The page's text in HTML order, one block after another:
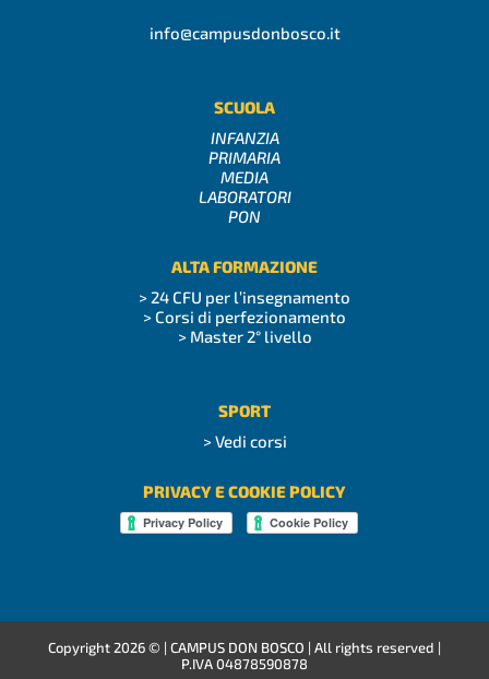
info@campusdonbosco.it
SCUOLA
INFANZIA
PRIMARIA
MEDIA
LABORATORI
PON
ALTA FORMAZIONE
> 24 CFU per l’insegnamento
> Corsi di perfezionamento
> Master 2° livello
SPORT
> Vedi corsi
PRIVACY E COOKIE POLICY
Copyright2026 © | CAMPUS DON BOSCO | All rights reserved |
P.IVA 04878590878